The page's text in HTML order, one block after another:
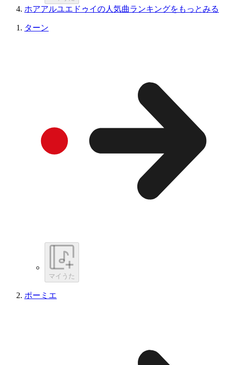
ホアアルユエドゥイの人気曲ランキングをもっとみる
ターン
マイうた
ポーミエ